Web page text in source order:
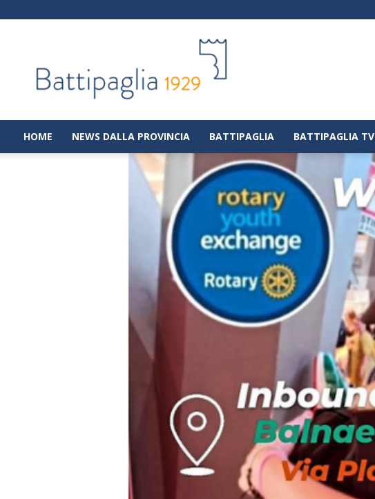
|
Notizie
dalla
città
di
HOME NEWS DALLA PROVINCIA BATTIPAGLIA BATTIPAGLIA TV